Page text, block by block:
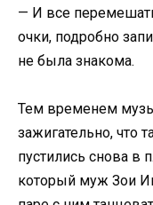
— И все
очки, подробно
не была знакома.
Тем временем
зажигательно, что
пустились снова в
который муж Зои